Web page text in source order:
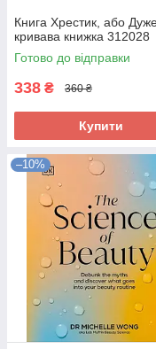
Книга Хрестик, або
кривава книжка 312028
Готово до відправки
338 ₴ 360 ₴
Купити
–10%